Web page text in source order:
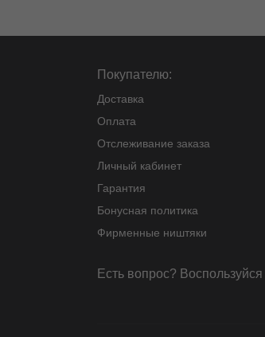
Покупателю:
Доставка
Оплата
Отслеживание заказа
Личный кабинет
Гарантия
Бонусная политика
Фирменные ништяки
Есть вопрос? Воспользуйся